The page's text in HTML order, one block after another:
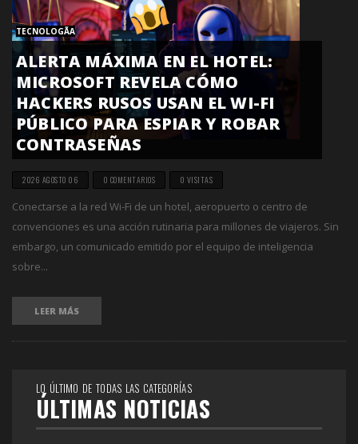
TECNOLOGÃ­A
ALERTA MÁXIMA EN EL HOTEL:
MICROSOFT REVELA CÓMO
HACKERS RUSOS USAN EL WI-FI
PÚBLICO PARA ESPIAR Y ROBAR
CONTRASEÑAS
2026 AGOSTO 06 0 COMENTARIOS 0 VISITAS
Conectarse a la red Wi-Fi de un hotel, aeropuerto o centro de
convenciones es una acción rutinaria para millones de viajeros. Sin
embargo, un comunicado emitido por el equipo de inteligencia
sobre...
LEER MÁS
LO ÚLTIMO DE TODAS LAS CATEGORÍAS
ÚLTIMAS NOTICIAS